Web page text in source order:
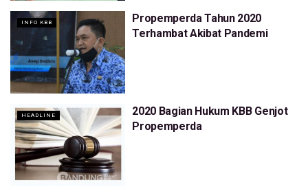
INFO KBB
Propemperda Tahun 2020
Terhambat Akibat Pandemi
HEADLINE
2020 Bagian Hukum KBB Genjot
Propemperda